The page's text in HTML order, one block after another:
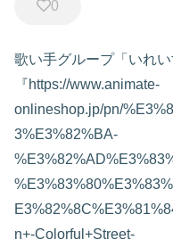
0
歌い手グループ「いれ
『https://www.animate-
onlineshop.jp/pn/
3%E3%82%BA-
n+-Colorful+Street-